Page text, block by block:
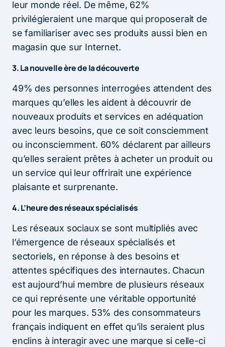
leur monde réel. De même, 62%
privilégieraient une marque qui proposerait de
se familiariser avec ses produits aussi bien en
magasin que sur Internet.
3. La nouvelle ère de la découverte
49% des personnes interrogées attendent des
marques qu’elles les aident à découvrir de
nouveaux produits et services en adéquation
avec leurs besoins, que ce soit consciemment
ou inconsciemment. 60% déclarent par ailleurs
qu’elles seraient prêtes à acheter un produit ou
un service qui leur offrirait une expérience
plaisante et surprenante.
4. L’heure des réseaux spécialisés
Les réseaux sociaux se sont multipliés avec
l’émergence de réseaux spécialisés et
sectoriels, en réponse à des besoins et
attentes spécifiques des internautes. Chacun
est aujourd’hui membre de plusieurs réseaux
ce qui représente une véritable opportunité
pour les marques. 53% des consommateurs
français indiquent en effet qu’ils seraient plus
enclins à interagir avec une marque si celle-ci